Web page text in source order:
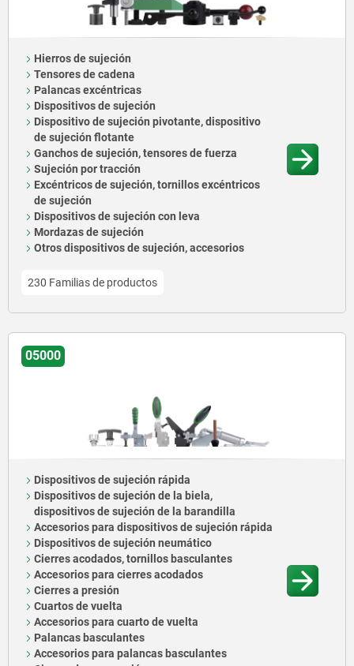
Hierros de sujeción
Tensores de cadena
Palancas excéntricas
Dispositivos de sujeción
Dispositivo de sujeción pivotante, dispositivo
de sujeción flotante
Ganchos de sujeción, tensores de fuerza
Sujeción por tracción
Excéntricos de sujeción, tornillos excéntricos
de sujeción
Dispositivos de sujeción con leva
Mordazas de sujeción
Otros dispositivos de sujeción, accesorios
230 Familias de productos
05000
Dispositivos de sujeción rápida
Dispositivos de sujeción de la biela,
dispositivos de sujeción de la barandilla
Accesorios para dispositivos de sujeción rápida
Dispositivos de sujeción neumático
Cierres acodados, tornillos basculantes
Accesorios para cierres acodados
Cierres a presión
Cuartos de vuelta
Accesorios para cuarto de vuelta
Palancas basculantes
Accesorios para palancas basculantes